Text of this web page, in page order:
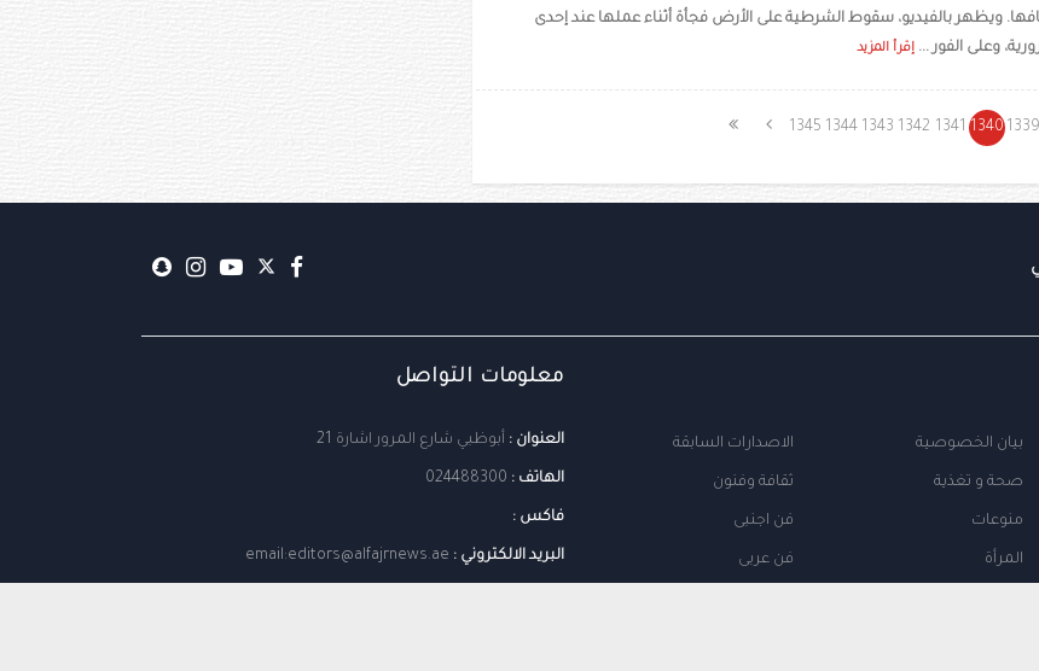
ويظهر بالفيديو، سقوط الشرطية على الأرض فجأة أثناء عملها عند إحدى
وعلى الفور ... إقرأ المزيد
1339
1340
1341
1342
1343
1344
1345
بيان الخصوصية
صحة و تغذية
منوعات
المرأة
الاصدارات السابقة
ثقافة وفنون
فن اجنبى
فن عربى
معلومات التواصل
العنوان : أبوظبي شارع المرور اشارة 21
الهاتف : 024488300
فاكس :
البريد الالكتروني : email:editors@alfajrnews.ae